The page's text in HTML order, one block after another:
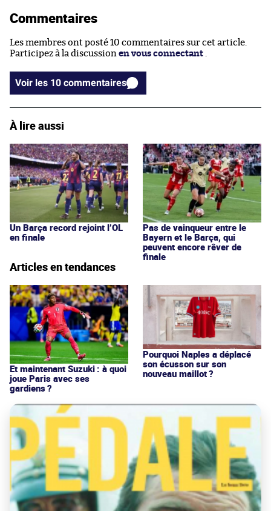
Commentaires
Les membres ont posté 10 commentaires sur cet article.
Participez à la discussion en vous connectant .
Voir les 10 commentaires
À lire aussi
Un Barça record rejoint l’OL
en finale
Pas de vainqueur entre le
Bayern et le Barça, qui
peuvent encore rêver de
finale
Articles en tendances
Et maintenant Suzuki : à quoi
joue Paris avec ses
gardiens ?
Pourquoi Naples a déplacé
son écusson sur son
nouveau maillot ?